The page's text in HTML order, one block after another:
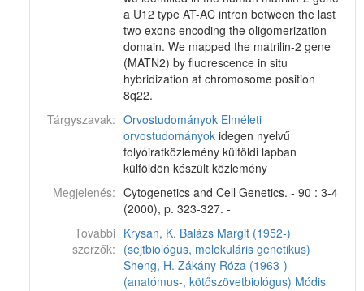
a U12 type AT-AC intron between the last
two exons encoding the oligomerization
domain. We mapped the matrilin-2 gene
(MATN2) by fluorescence in situ
hybridization at chromosome position
8q22.
Tárgyszavak: Orvostudományok Elméleti
orvostudományok idegen nyelvű
folyóiratközlemény külföldi lapban
külföldön készült közlemény
Megjelenés: Cytogenetics and Cell Genetics. - 90 : 3-4
(2000), p. 323-327. -
További
szerzők:
Krysan, K. Balázs Margit (1952-)
(sejtbiológus, molekuláris genetikus)
Sheng, H. Zákány Róza (1963-)
(anatómus-, kötőszövetbiológus) Módis